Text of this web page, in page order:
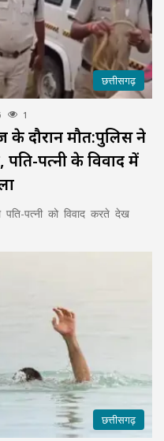
छत्तीसगढ़
1
के दौरान मौत:पुलिस ने
पत्नी के विवाद में
पत्नी को विवाद करते देख
छत्तीसगढ़